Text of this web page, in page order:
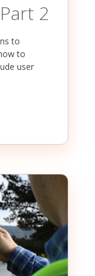
2
to
to
user